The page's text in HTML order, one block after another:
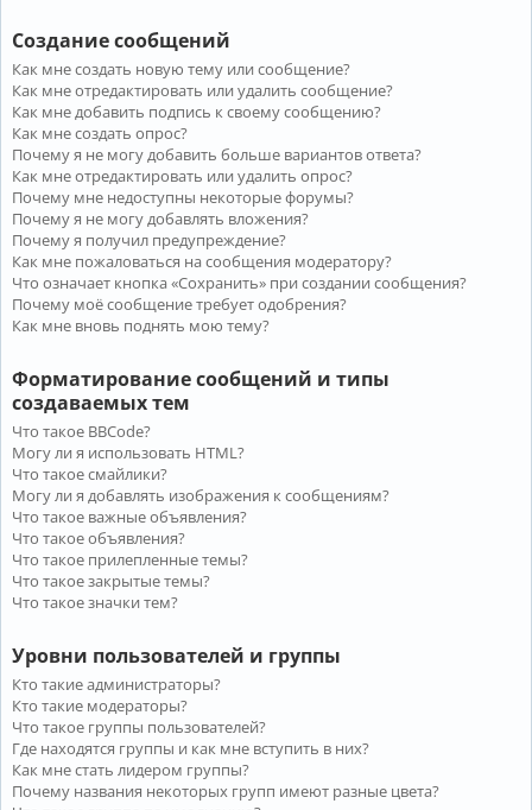
Создание сообщений
Как мне создать новую тему или сообщение?
Как мне отредактировать или удалить сообщение?
Как мне добавить подпись к своему сообщению?
Как мне создать опрос?
Почему я не могу добавить больше вариантов ответа?
Как мне отредактировать или удалить опрос?
Почему мне недоступны некоторые форумы?
Почему я не могу добавлять вложения?
Почему я получил предупреждение?
Как мне пожаловаться на сообщения модератору?
Что означает кнопка «Сохранить» при создании сообщения?
Почему моё сообщение требует одобрения?
Как мне вновь поднять мою тему?
Форматирование сообщений и типы
создаваемых тем
Что такое BBCode?
Могу ли я использовать HTML?
Что такое смайлики?
Могу ли я добавлять изображения к сообщениям?
Что такое важные объявления?
Что такое объявления?
Что такое прилепленные темы?
Что такое закрытые темы?
Что такое значки тем?
Уровни пользователей и группы
Кто такие администраторы?
Кто такие модераторы?
Что такое группы пользователей?
Где находятся группы и как мне вступить в них?
Как мне стать лидером группы?
Почему названия некоторых групп имеют разные цвета?